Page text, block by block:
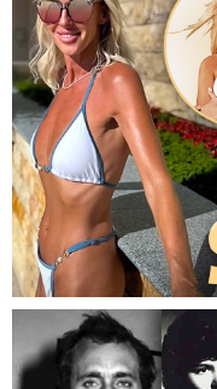
50 let od běsnění